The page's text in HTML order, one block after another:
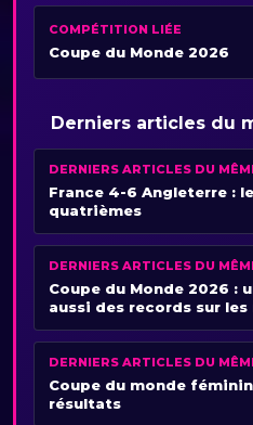
COMPÉTITION LIÉE
Coupe du Monde 2026
Derniers articles du
DERNIERS ARTICLES DU
France 4-6 Angleterre :
quatrièmes
DERNIERS ARTICLES DU
Coupe du Monde 2026 :
aussi des records sur
DERNIERS ARTICLES DU
Coupe du monde
résultats